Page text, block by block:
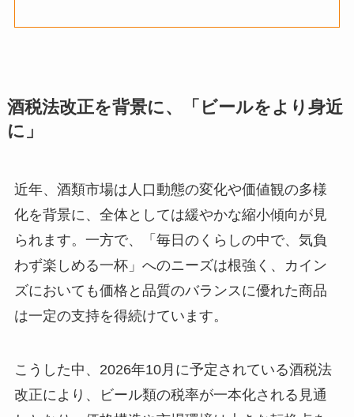
酒税法改正を背景に、「ビールをより身近
に」
近年、酒類市場は人口動態の変化や価値観の多様
化を背景に、全体としては緩やかな縮小傾向が見
られます。一方で、「毎日のくらしの中で、気負
わず楽しめる一杯」へのニーズは根強く、カイン
ズにおいても価格と品質のバランスに優れた商品
は一定の支持を得続けています。
こうした中、2026年10月に予定されている酒税法
改正により、ビール類の税率が一本化される見通